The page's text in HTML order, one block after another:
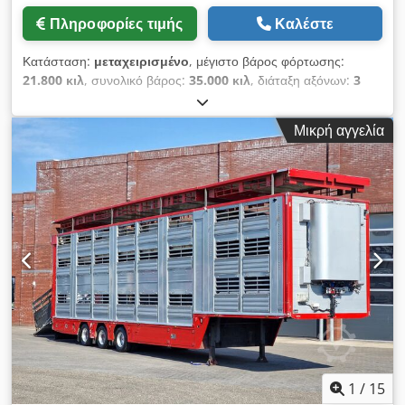
Πληροφορίες τιμής Καλέστε
Κατάσταση: μεταχειρισμένο, μέγιστο βάρος φόρτωσης:
21.800 κιλ, συνολικό βάρος: 35.000 κιλ, διάταξη αξόνων: 3
06/2012
έλεγχος (TÜV):04/2027, μήκος χώρου φόρτωσης:13.589 χιλ.,
2.441 χιλ., ύψος χώρου φόρτωσης:
2.450 χιλ., όγκος χώρου φόρτωσης:81 m³, συνολικό πλάτος:
2.550 χιλ., συνολικό ύψος:4.000 χιλ., Εξοπλισμός:ABS, *
Αυτόνομη υδραυλική μονάδα (24V) με σύστημα φόρτισης *
Υδραυλική αναδιπλούμενη οροφή * Υδραυλικός ανελκυστήρας
φόρτωσης * 3 ενδιάμεσα δάπεδα, το καθένα με 4 διαχωριστικά
πλέγματα * Σύστημα ποτίσματος με δεξαμενή νερού 440
λίτρων * Σύστημα ασύρματης επικοινωνίας με τηλεχειριστήριο
* Σύστημα τηλεματικής TranScan με μονάδα πίεσης *
Αεριστήρας * Ηλεκτρικοί πλευρικοί οδηγούμενες πόρτες ----*
1ος άξονας ανασηκώσιμος * 3ος άξονας με σύστημα
αναγκαστικής διεύθυνσης Tridec * Άξονες BPW με
ταμπουροφρένο * Σύστημα EBS-E για ρυμουλκούμενα ----*
Προβολείς εργασίας * Ρεζέρβα * Αποθηκευτικοί χώροι *
Μικρή αγγελία
1 / 15